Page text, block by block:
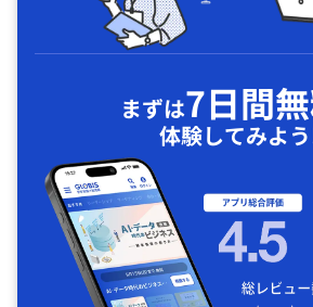
まずは7日間
体験してみよ